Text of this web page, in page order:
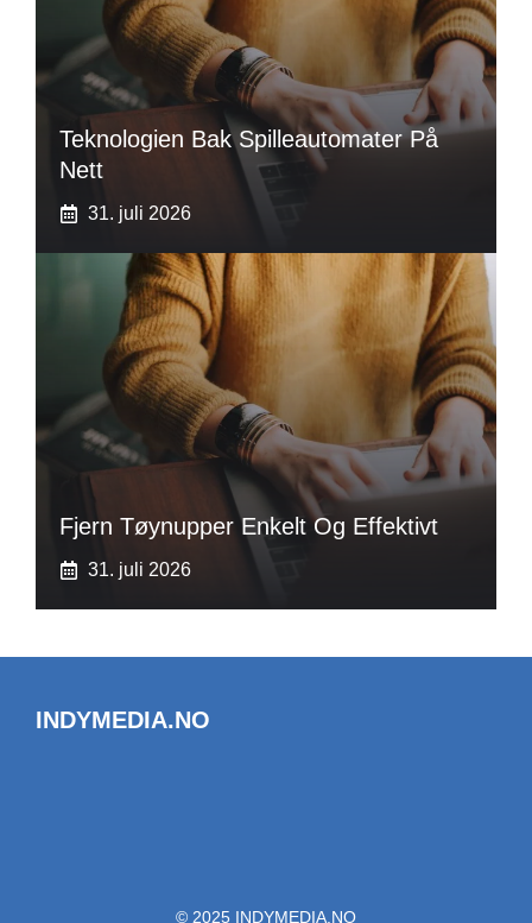
Teknologien Bak Spilleautomater På
Nett
31. juli 2026
Fjern Tøynupper Enkelt Og Effektivt
31. juli 2026
INDYMEDIA.NO
© 2025 INDYMEDIA.NO